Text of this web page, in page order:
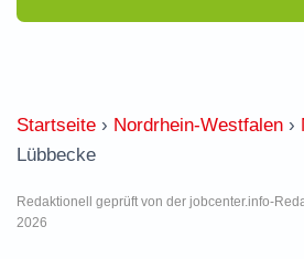
Startseite › Nordrhein-Westfalen ›
Lübbecke
Redaktionell geprüft von der jobcenter.info-
2026